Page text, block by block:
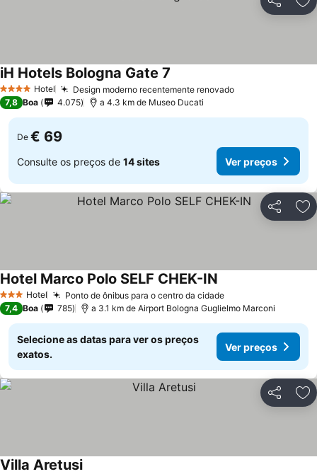
Partilhar
4 EstrelasHotel Design moderno recentemente renovado
iH Hotels Bologna Gate 7
7,8 Boa 4.075 a 4.3 km de Museo Ducati
De € 69
Consulte os preços de 14 sites Ver preços
Partilhar
3 EstrelasHotel Ponto de ônibus para o centro da cidade
Hotel Marco Polo SELF CHEK-IN
7,4 Boa 785 a 3.1 km de Airport Bologna Guglielmo Marconi
Selecione as datas para ver os preços
exatos.
Ver preços
Partilhar
Villa Aretusi